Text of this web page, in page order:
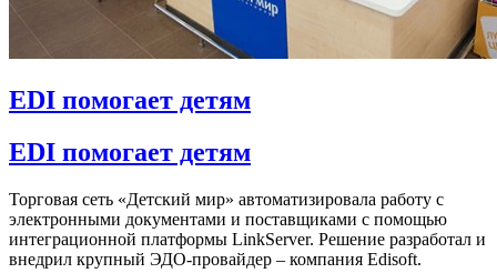
EDI помогает детям
EDI помогает детям
Торговая сеть «Детский мир» автоматизировала работу с
электронными документами и поставщиками с помощью
интеграционной платформы LinkServer. Решение разработал и
внедрил крупный ЭДО-провайдер – компания Edisoft.